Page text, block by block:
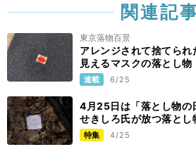
関連記
東京落物百景
アレンジされて捨てら
見えるマスクの落とし物
連載 6/25
4月25日は「落とし物
せきしろ氏が放つ落と
特集 4/25